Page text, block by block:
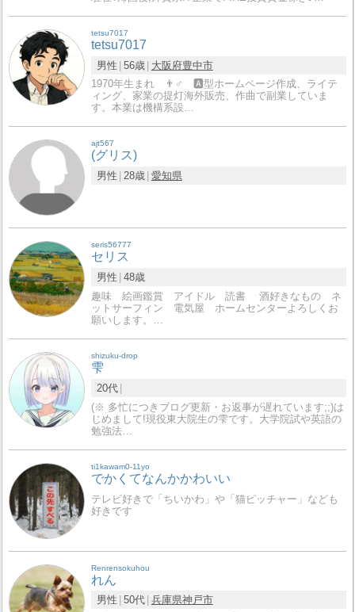
tetsu7017
tetsu7017
男性 56歳 大阪府豊中市
1970年生まれ 👨♂ 🅰️型ホームページ作成、ライテ
ィング、家業の提灯海外販売、作曲で副業していま
す。本業は機構系設…
ajt567
(グリス)
男性 28歳 愛知県
seris56777
セリス
男性 48歳
趣味 絵画鑑賞 アイドル 読書 酒好きなもの ネ
ットサーフィン 電気屋 ホームセンターよろしくお
願いします。…
shizuku-drop
雫
20代
(※ 多忙につきブログ更新・お返事が遅れています;;)は
じめまして!現役東大院生の雫です。大学院試や英語の
勉強法…
ti1kawam0-11yo
でかくてなんかかわいい
テレビ好きで「ちいかわ」や「猫ピッチャー」なども
好きです
Renrensokuhou
れん
男性 50代 兵庫県神戸市